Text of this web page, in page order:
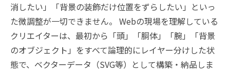
消したい」「背景の装飾だけ位置をずらしたい」といっ
た微調整が一切できません。 Webの現場を理解している
クリエイターは、最初から「頭」「胴体」「腕」「背景
のオブジェクト」をすべて論理的にレイヤー分けした状
態で、ベクターデータ（SVG等）として構築・納品しま